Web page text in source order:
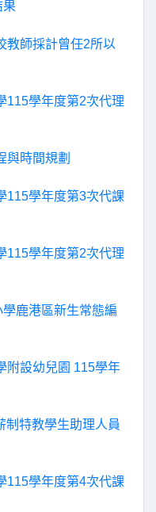
果
教師採計曾任2所以
115學年度第2次代理
與時間規劃
115學年度第3次代課
115學年度第2次代理
鹿港區新生常態編
附設幼兒園 115學年
制特教學生助理人員
115學年度第4次代課